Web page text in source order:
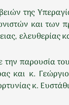
της
και των
ελευθερίας
την παρουσία
και κ.
κ.